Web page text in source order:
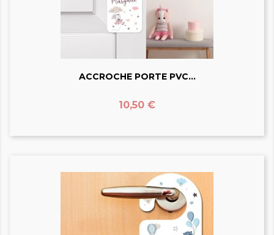
ACCROCHE PORTE PVC...
Prix
10,50 €